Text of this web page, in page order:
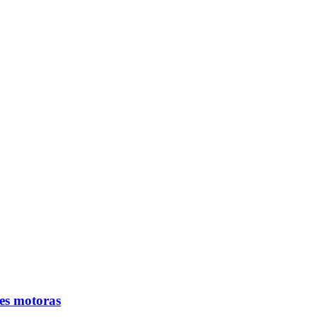
motoras